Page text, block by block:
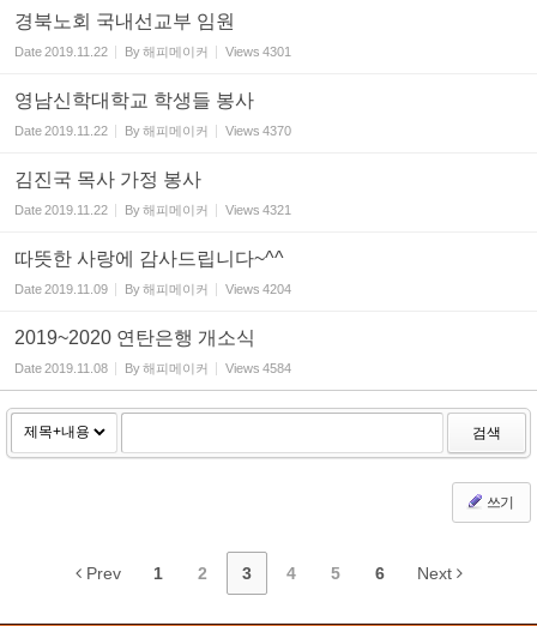
경북노회 국내선교부 임원
Date2019.11.22 By해피메이커 Views 4301
영남신학대학교 학생들 봉사
Date2019.11.22 By해피메이커 Views 4370
김진국 목사 가정 봉사
Date2019.11.22 By해피메이커 Views 4321
따뜻한 사랑에 감사드립니다~^^
Date2019.11.09 By해피메이커 Views 4204
2019~2020 연탄은행 개소식
Date2019.11.08 By해피메이커 Views 4584
검색
쓰기
Prev 1 2 3 4 5 6 Next